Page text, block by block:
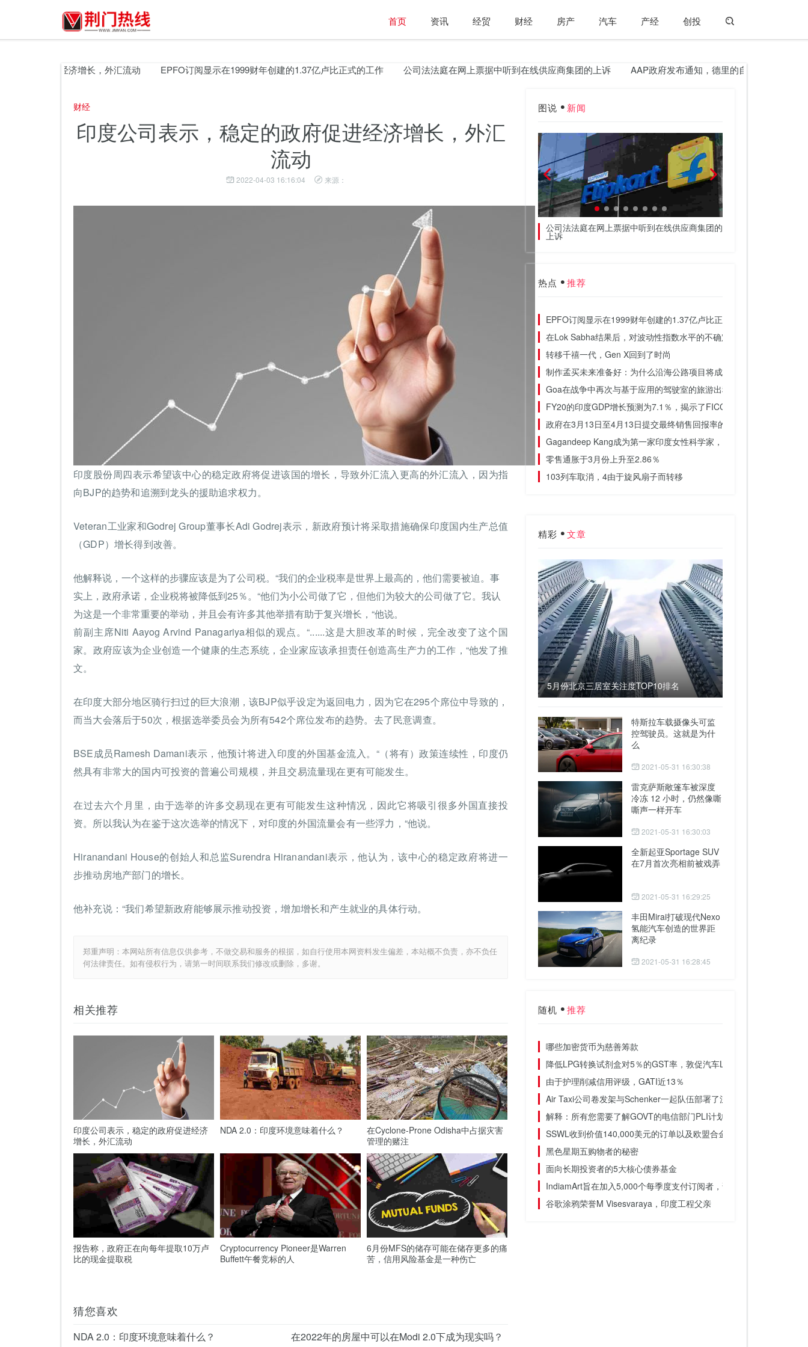
首页 资讯 经贸 财经 房产 汽车 产经 创投
政府促进经济增长，外汇流动 EPFO订阅显示在1999财年创建的1.37亿卢比正式的工作 公司法法庭在网上票据中听到在线供应商集团的上诉 AAP政府发布通知，德里的自动人力车票价
财经
印度公司表示，稳定的政府促进经济增长，外汇
流动
2022-04-03 16:16:04 来源：
印度股份周四表示希望该中心的稳定政府将促进该国的增长，导致外汇流入更高的外汇流入，因为指
向BJP的趋势和追溯到龙头的援助追求权力。
Veteran工业家和Godrej Group董事长Adi Godrej表示，新政府预计将采取措施确保印度国内生产总值
（GDP）增长得到改善。
他解释说，一个这样的步骤应该是为了公司税。“我们的企业税率是世界上最高的，他们需要被迫。事
实上，政府承诺，企业税将被降低到25％。“他们为小公司做了它，但他们为较大的公司做了它。我认
为这是一个非常重要的举动，并且会有许多其他举措有助于复兴增长，“他说。
前副主席Niti Aayog Arvind Panagariya相似的观点。“......这是大胆改革的时候，完全改变了这个国
家。政府应该为企业创造一个健康的生态系统，企业家应该承担责任创造高生产力的工作，“他发了推
文。
在印度大部分地区骑行扫过的巨大浪潮，该BJP似乎设定为返回电力，因为它在295个席位中导致的，
而当大会落后于50次，根据选举委员会为所有542个席位发布的趋势。去了民意调查。
BSE成员Ramesh Damani表示，他预计将进入印度的外国基金流入。“（将有）政策连续性，印度仍
然具有非常大的国内可投资的普遍公司规模，并且交易流量现在更有可能发生。
在过去六个月里，由于选举的许多交易现在更有可能发生这种情况，因此它将吸引很多外国直接投
资。所以我认为在鉴于这次选举的情况下，对印度的外国流量会有一些浮力，“他说。
Hiranandani House的创始人和总监Surendra Hiranandani表示，他认为，该中心的稳定政府将进一
步推动房地产部门的增长。
他补充说：“我们希望新政府能够展示推动投资，增加增长和产生就业的具体行动。
郑重声明：本网站所有信息仅供参考，不做交易和服务的根据，如自行使用本网资料发生偏差，本站概不负责，亦不负任
何法律责任。如有侵权行为，请第一时间联系我们修改或删除，多谢。
相关推荐
印度公司表示，稳定的政府促进经济
增长，外汇流动
NDA 2.0：印度环境意味着什么？
在Cyclone-Prone Odisha中占据灾害
管理的赌注
报告称，政府正在向每年提取10万卢
比的现金提取税
Cryptocurrency Pioneer是Warren
Buffett午餐竞标的人
6月份MFS的储存可能在储存更多的痛
苦，信用风险基金是一种伤亡
猜您喜欢
NDA 2.0：印度环境意味着什么？ 在2022年的房屋中可以在Modi 2.0下成为现实吗？
图说 新闻
阿萨姆的犀牛栖息地被侵犯者赶上了 公司法法庭在网上票据中听到在线供应商集团的
上诉
热点 推荐
EPFO订阅显示在1999财年创建的1.37亿卢比正式的工作
在Lok Sabha结果后，对波动性指数水平的不确定性已经下降了几乎一
转移千禧一代，Gen X回到了时尚
制作孟买未来准备好：为什么沿海公路项目将成为最大城市的福音
Goa在战争中再次与基于应用的驾驶室的旅游出租车
FY20的印度GDP增长预测为7.1％，揭示了FICCI调查
政府在3月13日至4月13日提交最终销售回报率的最后日期
Gagandeep Kang成为第一家印度女性科学家，以获得英国皇家社会
零售通胀于3月份上升至2.86％
103列车取消，4由于旋风扇子而转移
精彩 文章
5月份北京三居室关注度TOP10排名
特斯拉车载摄像头可监
控驾驶员。这就是为什
么
2021-05-31 16:30:38
雷克萨斯敞篷车被深度
冷冻 12 小时，仍然像嘶
嘶声一样开车
2021-05-31 16:30:03
全新起亚Sportage SUV
在7月首次亮相前被戏弄
2021-05-31 16:29:25
丰田Mirai打破现代Nexo
氢能汽车创造的世界距
离纪录
2021-05-31 16:28:45
随机 推荐
哪些加密货币为慈善筹款
降低LPG转换试剂盒对5％的GST率，敦促汽车LPG行业
由于护理削减信用评级，GATI近13％
Air Taxi公司卷发架与Schenker一起队伍部署了沉重的无人机
解释：所有您需要了解GOVT的电信部门PLI计划
SSWL收到价值140,000美元的订单以及欧盟合金轮子的少女订单
黑色星期五购物者的秘密
面向长期投资者的5大核心债券基金
IndiamArt旨在加入5,000个每季度支付订阅者，说创始人Dinesh
谷歌涂鸦荣誉M Visesvaraya，印度工程父亲